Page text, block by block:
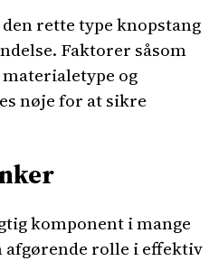
rette type knopstang
Faktorer såsom
og
nøje for at sikre
komponent i mange
afgørende rolle i effektiv